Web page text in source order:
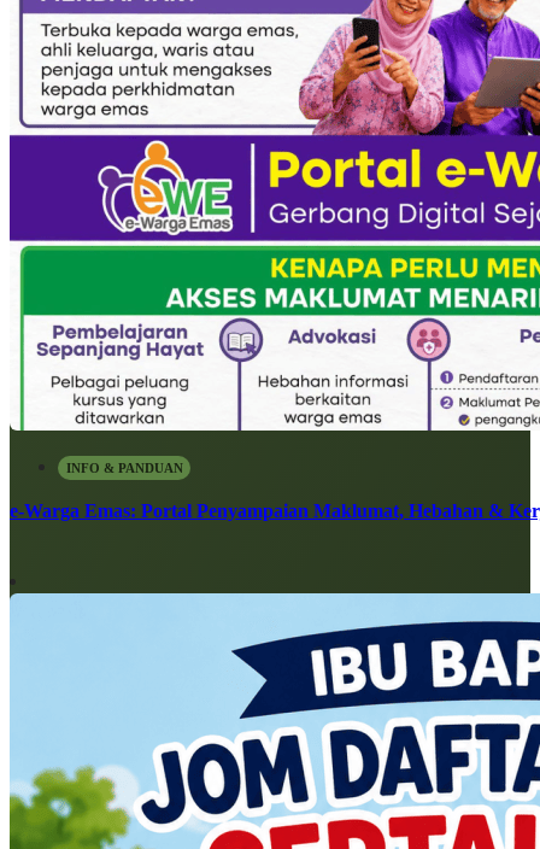
INFO & PANDUAN
e-Warga Emas: Portal Penyampaian Maklumat, Hebahan &